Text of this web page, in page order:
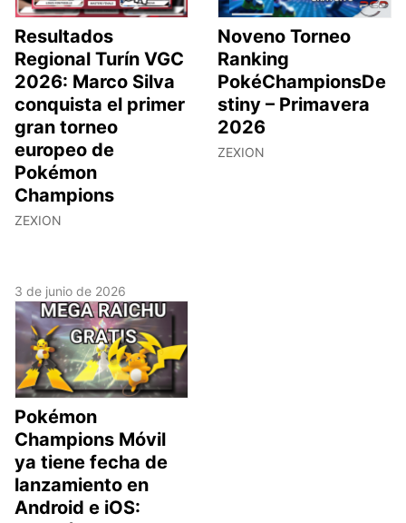
Resultados
Regional Turín VGC
2026: Marco Silva
conquista el primer
gran torneo
europeo de
Pokémon
Champions
ZEXION
Noveno Torneo
Ranking
PokéChampionsDe
stiny – Primavera
2026
ZEXION
3 de junio de 2026
Pokémon
Champions Móvil
ya tiene fecha de
lanzamiento en
Android e iOS: